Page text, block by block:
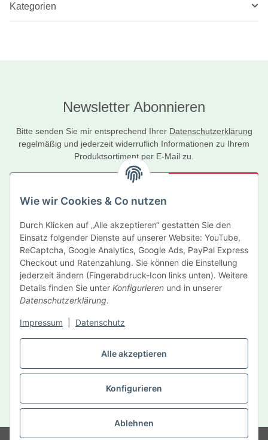
Alle akzeptieren
Konfigurieren
Ablehnen
Wie wir Cookies & Co nutzen
Durch Klicken auf „Alle akzeptieren“ gestatten Sie den
Einsatz folgender Dienste auf unserer Website: YouTube,
ReCaptcha, Google Analytics, Google Ads, PayPal Express
Checkout und Ratenzahlung. Sie können die Einstellung
jederzeit ändern (Fingerabdruck-Icon links unten). Weitere
Details finden Sie unter Konfigurieren und in unserer
Datenschutzerklärung.
Impressum Datenschutz
Kategorien
Newsletter Abonnieren
Bitte senden Sie mir entsprechend Ihrer Datenschutzerklärung
regelmäßig und jederzeit widerruflich Informationen zu Ihrem
Produktsortiment per E-Mail zu.
Newsletter Abonnieren
Informationen
Gesetzliche Informationen
Hersteller
Vertrag widerrufen
* Alle Preise inkl. gesetzlicher USt., zzgl.Versand